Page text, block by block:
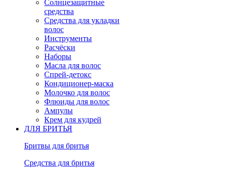
Солнцезащитные
средства
Средства для укладки
волос
Инструменты
Расчёски
Наборы
Масла для волос
Спрей-детокс
Кондиционер-маска
Молочко для волос
Флюиды для волос
Ампулы
Крем для кудрей
ДЛЯ БРИТЬЯ
Бритвы для бритья
Средства для бритья